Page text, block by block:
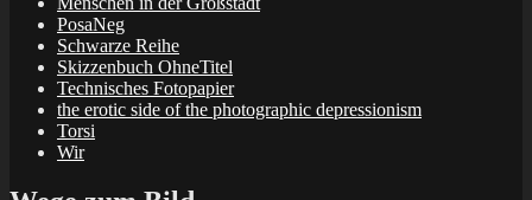
PosaNeg
Schwarze Reihe
Skizzenbuch OhneTitel
Technisches Fotopapier
the erotic side of the photographic depressionism
Torsi
Wir